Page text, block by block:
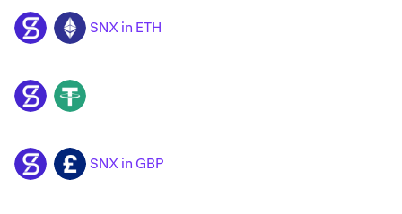
SNX ETH SNX in ETH
SNX USDT
SNX GBP SNX in GBP